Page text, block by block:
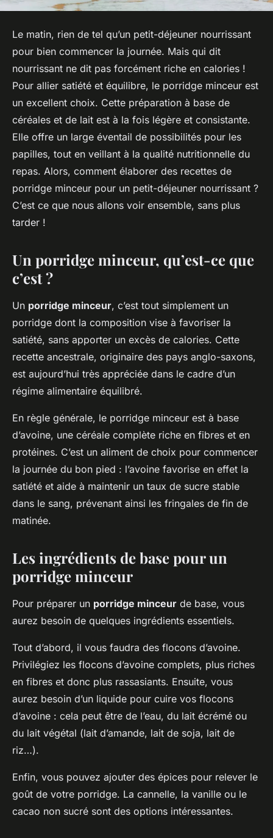
Le matin, rien de tel qu’un petit-déjeuner nourrissant
pour bien commencer la journée. Mais qui dit
nourrissant ne dit pas forcément riche en calories !
Pour allier satiété et équilibre, le porridge minceur est
un excellent choix. Cette préparation à base de
céréales et de lait est à la fois légère et consistante.
Elle offre un large éventail de possibilités pour les
papilles, tout en veillant à la qualité nutritionnelle du
repas. Alors, comment élaborer des recettes de
porridge minceur pour un petit-déjeuner nourrissant ?
C’est ce que nous allons voir ensemble, sans plus
tarder !
Un porridge minceur, qu’est-ce que
c’est ?
Un porridge minceur, c’est tout simplement un
porridge dont la composition vise à favoriser la
satiété, sans apporter un excès de calories. Cette
recette ancestrale, originaire des pays anglo-saxons,
est aujourd’hui très appréciée dans le cadre d’un
régime alimentaire équilibré.
En règle générale, le porridge minceur est à base
d’avoine, une céréale complète riche en fibres et en
protéines. C’est un aliment de choix pour commencer
la journée du bon pied : l’avoine favorise en effet la
satiété et aide à maintenir un taux de sucre stable
dans le sang, prévenant ainsi les fringales de fin de
matinée.
Les ingrédients de base pour un
porridge minceur
Pour préparer un porridge minceur de base, vous
aurez besoin de quelques ingrédients essentiels.
Tout d’abord, il vous faudra des flocons d’avoine.
Privilégiez les flocons d’avoine complets, plus riches
en fibres et donc plus rassasiants. Ensuite, vous
aurez besoin d’un liquide pour cuire vos flocons
d’avoine : cela peut être de l’eau, du lait écrémé ou
du lait végétal (lait d’amande, lait de soja, lait de
riz…).
Enfin, vous pouvez ajouter des épices pour relever le
goût de votre porridge. La cannelle, la vanille ou le
cacao non sucré sont des options intéressantes.